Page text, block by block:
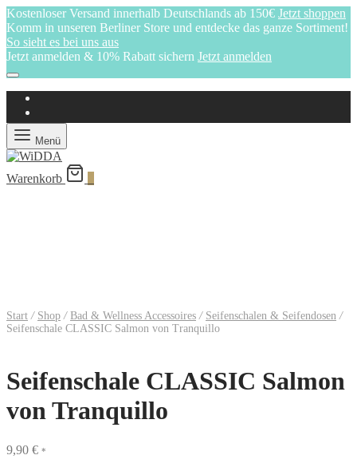
Kostenloser Versand innerhalb Deutschlands ab 150€ Jetzt shoppen
Komm in unseren Berliner Store und entdecke das ganze Sortiment!
So sieht es bei uns aus
Jetzt anmelden & 10% Rabatt sichern Jetzt anmelden
Menü
Warenkorb
Start / Shop / Bad & Wellness Accessoires / Seifenschalen & Seifendosen /
Seifenschale CLASSIC Salmon von Tranquillo
Seifenschale CLASSIC Salmon
von Tranquillo
9,90 € *